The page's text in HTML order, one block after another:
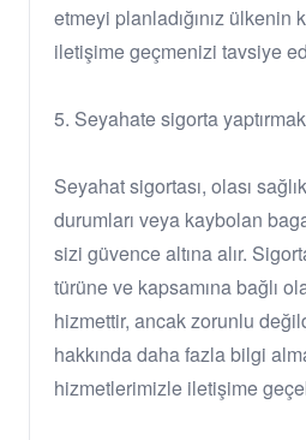
etmeyi planladığınız
iletişime geçmenizi tavsiye
5. Seyahate sigorta
Seyahat sigortası, olası
durumları veya kaybolan
sizi güvence altına alır.
türüne ve kapsamına bağlı
hizmettir, ancak zorunlu
hakkında daha fazla bilgi
hizmetlerimizle iletişime